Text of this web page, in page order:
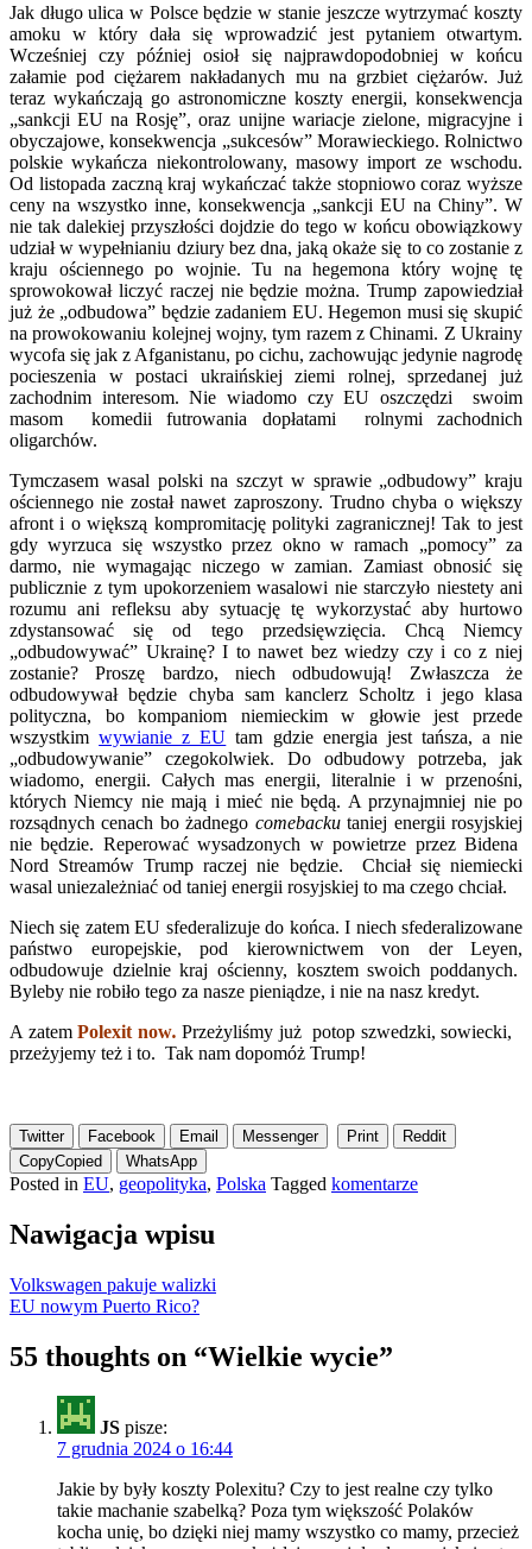
Jak długo ulica w Polsce będzie w stanie jeszcze wytrzymać koszty
amoku w który dała się wprowadzić jest pytaniem otwartym.
Wcześniej czy później osioł się najprawdopodobniej w końcu
załamie pod ciężarem nakładanych mu na grzbiet ciężarów. Już
teraz wykańczają go astronomiczne koszty energii, konsekwencja
„sankcji EU na Rosję”, oraz unijne wariacje zielone, migracyjne i
obyczajowe, konsekwencja „sukcesów” Morawieckiego. Rolnictwo
polskie wykańcza niekontrolowany, masowy import ze wschodu.
Od listopada zaczną kraj wykańczać także stopniowo coraz wyższe
ceny na wszystko inne, konsekwencja „sankcji EU na Chiny”. W
nie tak dalekiej przyszłości dojdzie do tego w końcu obowiązkowy
udział w wypełnianiu dziury bez dna, jaką okaże się to co zostanie z
kraju ościennego po wojnie. Tu na hegemona który wojnę tę
sprowokował liczyć raczej nie będzie można. Trump zapowiedział
już że „odbudowa” będzie zadaniem EU. Hegemon musi się skupić
na prowokowaniu kolejnej wojny, tym razem z Chinami. Z Ukrainy
wycofa się jak z Afganistanu, po cichu, zachowując jedynie nagrodę
pocieszenia w postaci ukraińskiej ziemi rolnej, sprzedanej już
zachodnim interesom. Nie wiadomo czy EU oszczędzi swoim
masom komedii futrowania dopłatami rolnymi zachodnich
oligarchów.
Tymczasem wasal polski na szczyt w sprawie „odbudowy” kraju
ościennego nie został nawet zaproszony. Trudno chyba o większy
afront i o większą kompromitację polityki zagranicznej! Tak to jest
gdy wyrzuca się wszystko przez okno w ramach „pomocy” za
darmo, nie wymagając niczego w zamian. Zamiast obnosić się
publicznie z tym upokorzeniem wasalowi nie starczyło niestety ani
rozumu ani refleksu aby sytuację tę wykorzystać aby hurtowo
zdystansować się od tego przedsięwzięcia. Chcą Niemcy
„odbudowywać” Ukrainę? I to nawet bez wiedzy czy i co z niej
zostanie? Proszę bardzo, niech odbudowują! Zwłaszcza że
odbudowywał będzie chyba sam kanclerz Scholtz i jego klasa
polityczna, bo kompaniom niemieckim w głowie jest przede
wszystkimwywianie z EU tam gdzie energia jest tańsza, a nie
„odbudowywanie” czegokolwiek. Do odbudowy potrzeba, jak
wiadomo, energii. Całych mas energii, literalnie i w przenośni,
których Niemcy nie mają i mieć nie będą. A przynajmniej nie po
rozsądnych cenach bo żadnego comebackutaniej energii rosyjskiej
nie będzie. Reperować wysadzonych w powietrze przez Bidena
Nord Streamów Trump raczej nie będzie. Chciał się niemiecki
wasal uniezależniać od taniej energii rosyjskiej to ma czego chciał.
Niech się zatem EU sfederalizuje do końca. I niech sfederalizowane
państwo europejskie, pod kierownictwem von der Leyen,
odbudowuje dzielnie kraj ościenny, kosztem swoich poddanych.
Byleby nie robiło tego za nasze pieniądze, i nie na nasz kredyt.
A zatemPolexit now. Przeżyliśmy już potop szwedzki, sowiecki,
przeżyjemy też i to. Tak nam dopomóż Trump!
Twitter Facebook Email Messenger Print
Reddit
CopyCopied WhatsApp
Posted in EU, geopolityka, Polska Tagged komentarze
Nawigacja wpisu
Volkswagen pakuje walizki
EU nowym Puerto Rico?
55 thoughts on “Wielkie wycie”
JS pisze:
7 grudnia 2024 o 16:44
Jakie by były koszty Polexitu? Czy to jest realne czy tylko
takie machanie szabelką? Poza tym większość Polaków
kocha unię, bo dzięki niej mamy wszystko co mamy, przecież